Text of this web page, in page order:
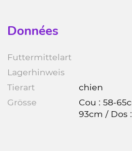
Données
Futtermittelart
Lagerhinweis
Tierart
chien
Grösse
Cou : 58-
93cm / Dos